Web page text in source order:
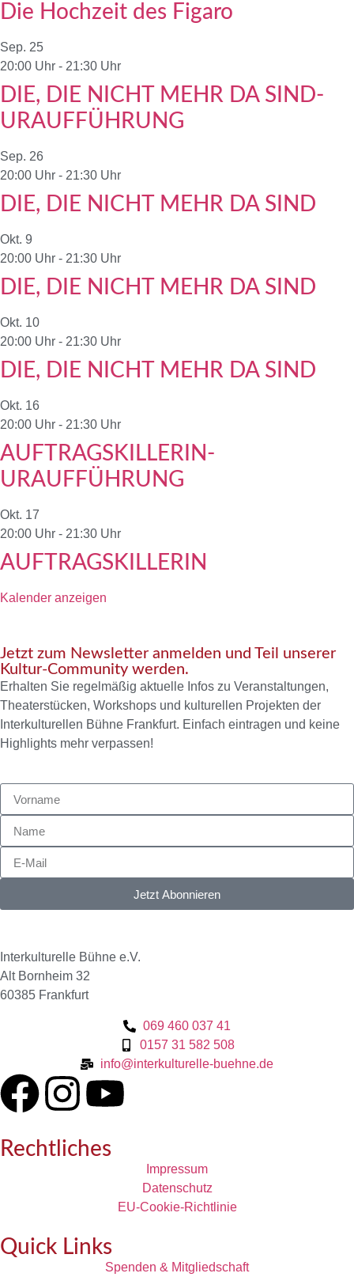
Die Hochzeit des Figaro
Sep. 25
20:00 Uhr - 21:30 Uhr
DIE, DIE NICHT MEHR DA SIND-
URAUFFÜHRUNG
Sep. 26
20:00 Uhr - 21:30 Uhr
DIE, DIE NICHT MEHR DA SIND
Okt. 9
20:00 Uhr - 21:30 Uhr
DIE, DIE NICHT MEHR DA SIND
Okt. 10
20:00 Uhr - 21:30 Uhr
DIE, DIE NICHT MEHR DA SIND
Okt. 16
20:00 Uhr - 21:30 Uhr
AUFTRAGSKILLERIN-
URAUFFÜHRUNG
Okt. 17
20:00 Uhr - 21:30 Uhr
AUFTRAGSKILLERIN
Kalender anzeigen
Jetzt zum Newsletter anmelden und Teil unserer
Kultur-Community werden.
Erhalten Sie regelmäßig aktuelle Infos zu Veranstaltungen,
Theaterstücken, Workshops und kulturellen Projekten der
Interkulturellen Bühne Frankfurt. Einfach eintragen und keine
Highlights mehr verpassen!
Jetzt Abonnieren
Interkulturelle Bühne e.V.
Alt Bornheim 32
60385 Frankfurt
069 460 037 41
0157 31 582 508
info@interkulturelle-buehne.de
Rechtliches
Impressum
Datenschutz
EU-Cookie-Richtlinie
Quick Links
Spenden & Mitgliedschaft